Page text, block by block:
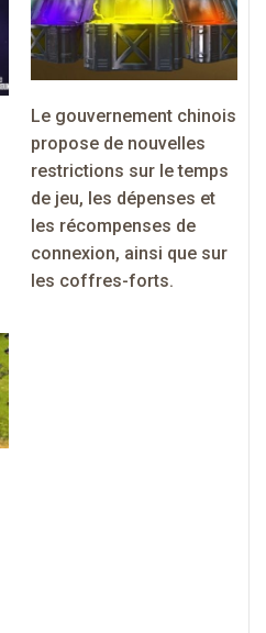
Le gouvernement chinois
propose de nouvelles
restrictions sur le temps
de jeu, les dépenses et
les récompenses de
connexion, ainsi que sur
les coffres-forts.